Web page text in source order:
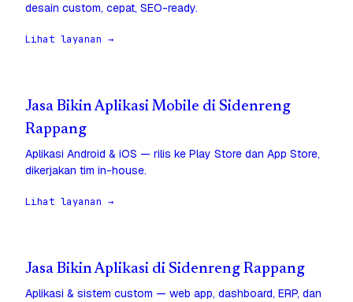
desain custom, cepat, SEO-ready.
Lihat layanan →
Jasa Bikin Aplikasi Mobile di Sidenreng
Rappang
Aplikasi Android & iOS — rilis ke Play Store dan App Store,
dikerjakan tim in-house.
Lihat layanan →
Jasa Bikin Aplikasi di Sidenreng Rappang
Aplikasi & sistem custom — web app, dashboard, ERP, dan